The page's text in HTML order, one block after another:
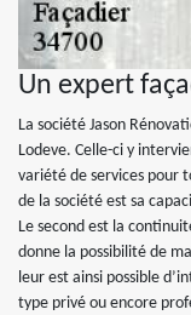
Un expert
La société Jason
Lodeve. Celle-ci y
variété de services pour
de la société est sa
Le second est la
donne la possibilité de
leur est ainsi possible
type privé ou encore